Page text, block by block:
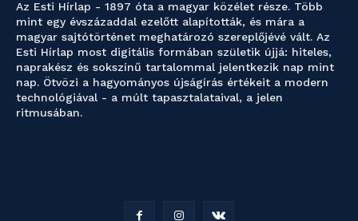
Az Esti Hírlap - 1897 óta a magyar közélet része. Több
mint egy évszázaddal ezelőtt alapították, és mára a
magyar sajtótörténet meghatározó szereplőjévé vált. Az
Esti Hírlap most digitális formában születik újjá: hiteles,
naprakész és sokszínű tartalommal jelentkezik nap mint
nap. Ötvözi a hagyományos újságírás értékeit a modern
technológiával - a múlt tapasztalataival, a jelen
ritmusában.